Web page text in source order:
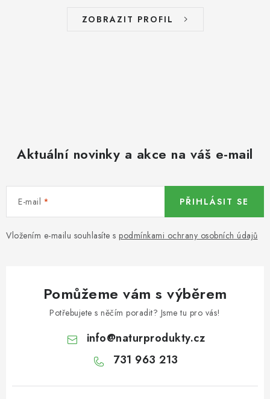
DÁRKOVÉ POUKAZY
OŘECHY NATURAL / MANDLE
OŘECHY NATURAL / KEŠU OŘECHY / KEŠU OŘECHY
CELÉ NATURAL
OŘECHY NATURAL / PODZEMNICE (ARAŠÍDY) /
PODZEMNICE OLEJNÁ BLANŠÍROVANÁ
ZOBRAZIT PROFIL
Aktuální novinky a akce na váš e-mail
E-mail
Vložením e-mailu souhlasíte s podmínkami ochrany osobních údajů
PŘIHLÁSIT SE
Pomůžeme vám s výběrem
Potřebujete s něčím poradit? Jsme tu pro vás!
info@naturprodukty.cz
731 963 213